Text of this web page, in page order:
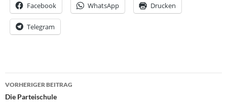
Facebook WhatsApp Drucken
Telegram
Beitrags-
Navigation
VORHERIGER BEITRAG
Die Parteischule